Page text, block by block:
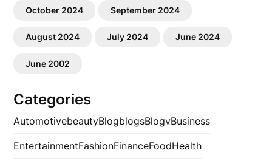
October 2024 September 2024
August 2024 July 2024 June 2024
June 2002
Categories
AutomotivebeautyBlogblogsBlogvBusiness
EntertainmentFashionFinanceFoodHealth